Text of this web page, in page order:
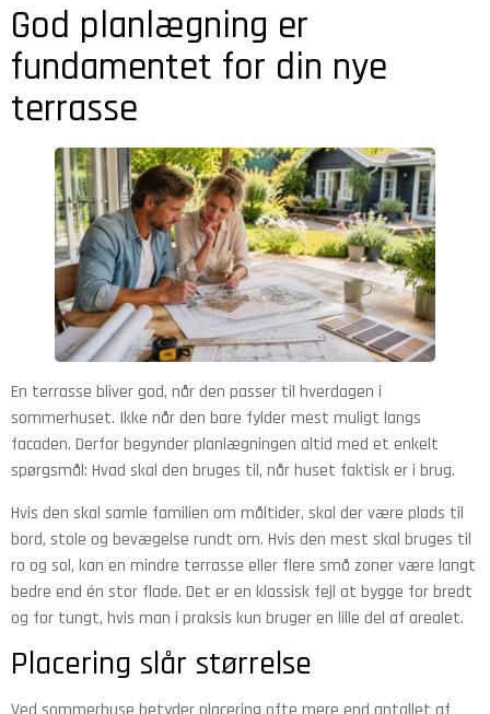
God planlægning er
fundamentet for din nye
terrasse
En terrasse bliver god, når den passer til hverdagen i
sommerhuset. Ikke når den bare fylder mest muligt langs
facaden. Derfor begynder planlægningen altid med et enkelt
spørgsmål: Hvad skal den bruges til, når huset faktisk er i brug.
Hvis den skal samle familien om måltider, skal der være plads til
bord, stole og bevægelse rundt om. Hvis den mest skal bruges til
ro og sol, kan en mindre terrasse eller flere små zoner være langt
bedre end én stor flade. Det er en klassisk fejl at bygge for bredt
og for tungt, hvis man i praksis kun bruger en lille del af arealet.
Placering slår størrelse